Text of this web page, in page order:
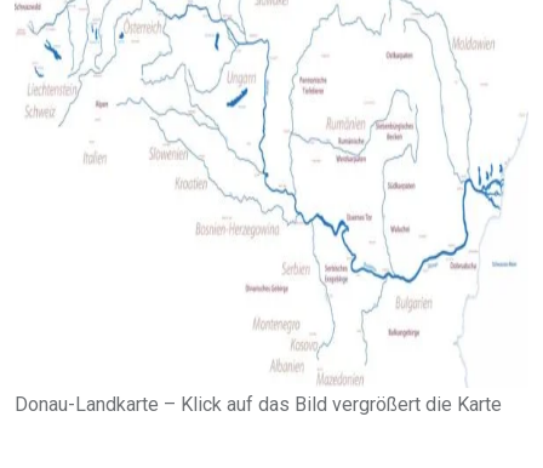
Donau-Landkarte – Klick auf das Bild vergrößert die Karte